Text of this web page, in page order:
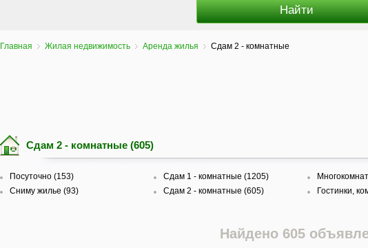
Главная Жилая недвижимость Аренда жилья Сдам 2 - комнатные
Сдам 2 - комнатные (605)
Посуточно (153)
Сниму жилье (93)
Сдам 1 - комнатные (1205)
Сдам 2 - комнатные (605)
Гостинки,
Найдено 605